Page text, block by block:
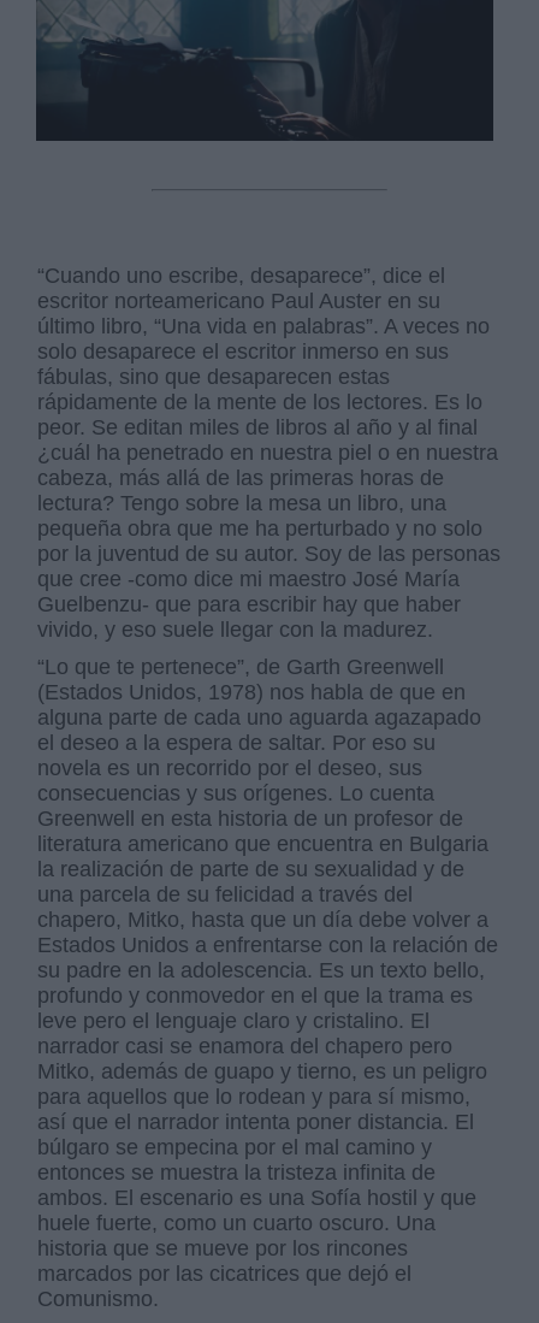
“Cuando uno escribe, desaparece”, dice el
escritor norteamericano Paul Auster en su
último libro, “Una vida en palabras”. A veces no
solo desaparece el escritor inmerso en sus
fábulas, sino que desaparecen estas
rápidamente de la mente de los lectores. Es lo
peor. Se editan miles de libros al año y al final
¿cuál ha penetrado en nuestra piel o en nuestra
cabeza, más allá de las primeras horas de
lectura? Tengo sobre la mesa un libro, una
pequeña obra que me ha perturbado y no solo
por la juventud de su autor. Soy de las personas
que cree -como dice mi maestro José María
Guelbenzu- que para escribir hay que haber
vivido, y eso suele llegar con la madurez.
“Lo que te pertenece”, de Garth Greenwell
(Estados Unidos, 1978) nos habla de que en
alguna parte de cada uno aguarda agazapado
el deseo a la espera de saltar. Por eso su
novela es un recorrido por el deseo, sus
consecuencias y sus orígenes. Lo cuenta
Greenwell en esta historia de un profesor de
literatura americano que encuentra en Bulgaria
la realización de parte de su sexualidad y de
una parcela de su felicidad a través del
chapero, Mitko, hasta que un día debe volver a
Estados Unidos a enfrentarse con la relación de
su padre en la adolescencia. Es un texto bello,
profundo y conmovedor en el que la trama es
leve pero el lenguaje claro y cristalino. El
narrador casi se enamora del chapero pero
Mitko, además de guapo y tierno, es un peligro
para aquellos que lo rodean y para sí mismo,
así que el narrador intenta poner distancia. El
búlgaro se empecina por el mal camino y
entonces se muestra la tristeza infinita de
ambos. El escenario es una Sofía hostil y que
huele fuerte, como un cuarto oscuro. Una
historia que se mueve por los rincones
marcados por las cicatrices que dejó el
Comunismo.
Derechos: